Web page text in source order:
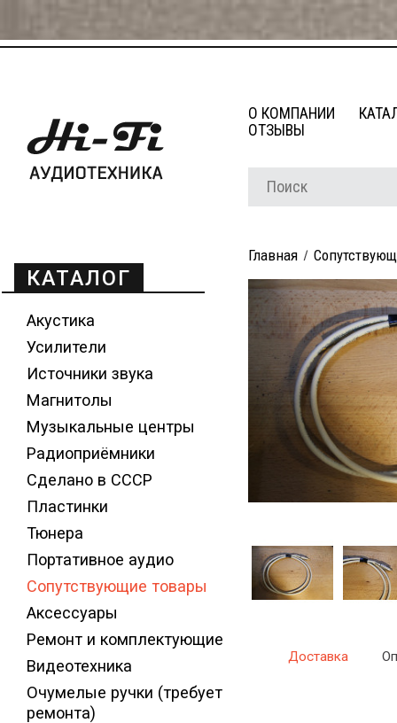
О КОМПАНИИ
ОТЗЫВЫ
КАТАЛОГ
Акустика
Усилители
Источники звука
Магнитолы
Музыкальные центры
Радиоприёмники
Сделано в СССР
Пластинки
Тюнера
Портативное аудио
Сопутствующие товары
Аксессуары
Ремонт и комплектующие
Видеотехника
Очумелые ручки (требует
ремонта)
Главная
Доставка